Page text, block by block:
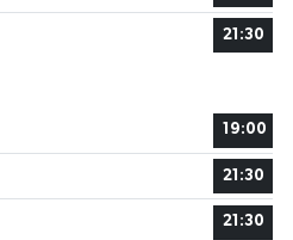
21:30
19:00
21:30
21:30